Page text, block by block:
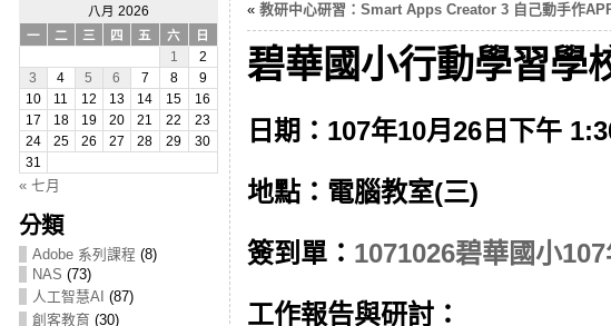
八月 2026
一
二 三 四 五 六
日
1
2
3
4 5 6 7 8
9
10
11 12 13 14 15
16
17
18 19 20 21 22
23
24
25 26 27 28 29
30
31
« 七月
分類
Adobe 系列課程 (8)
NAS (73)
人工智慧AI (87)
創客教育 (30)
« 教研中心研習：Smart Apps Creator 3 自己動手作
碧華國小行動學習學
日期：107年10月26日下午
地點：電腦教室(三)
簽到單： 1071026碧華國小
工作報告與研討：